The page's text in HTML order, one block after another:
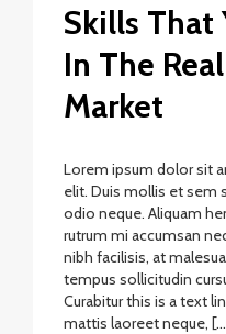
Skills That
In The
Market
Lorem ipsum dolor sit
elit. Duis mollis et sem
odio neque. Aliquam
rutrum mi accumsan
nibh facilisis, at
tempus sollicitudin
Curabitur this is a text
mattis laoreet neque,